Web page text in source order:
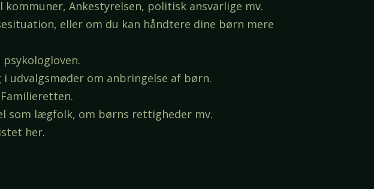
Ankestyrelsen, politisk ansvarlige mv.
eller om du kan håndtere dine børn mere
udvalgsmøder om anbringelse af børn.
som lægfolk, om børns rettigheder mv.
her.